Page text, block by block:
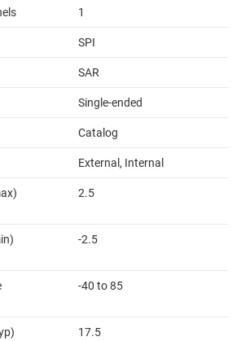
1
SPI
SAR
Single-ended
Catalog
External, Internal
2.5
-2.5
-40 to 85
17.5